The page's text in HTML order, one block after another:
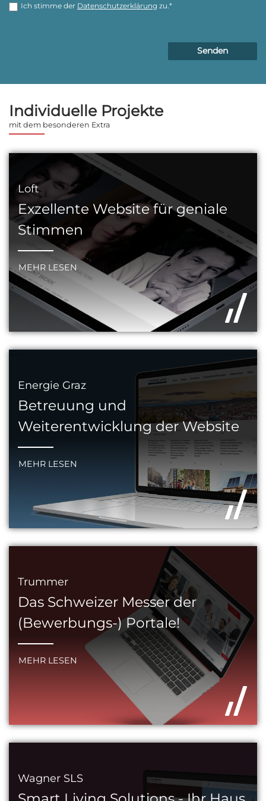
Ich stimme der Datenschutz­erklärung zu.*
Individuelle Projekte
mit dem besonderen Extra
Loft
Exzellente Website für geniale
Stimmen
MEHR LESEN
Energie Graz
Betreuung und
Weiterentwicklung der Website
MEHR LESEN
Trummer
Das Schweizer Messer der
(Bewerbungs-) Portale!
MEHR LESEN
Wagner SLS